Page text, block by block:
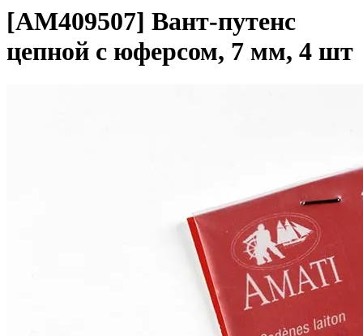
[AM409507] Вант-путенс
цепной с юферсом, 7 мм, 4 шт